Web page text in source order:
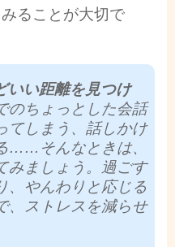
ることが大切で
いい距離を見つけ
のちょっとした会話
てしまう、話しかけ
……そんなときは、
みましょう。過ごす
、やんわりと応じる
、ストレスを減らせ